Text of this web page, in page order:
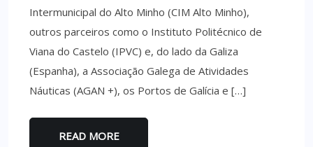
Intermunicipal do Alto Minho (CIM Alto Minho),
outros parceiros como o Instituto Politécnico de
Viana do Castelo (IPVC) e, do lado da Galiza
(Espanha), a Associação Galega de Atividades
Náuticas (AGAN +), os Portos de Galícia e […]
READ MORE